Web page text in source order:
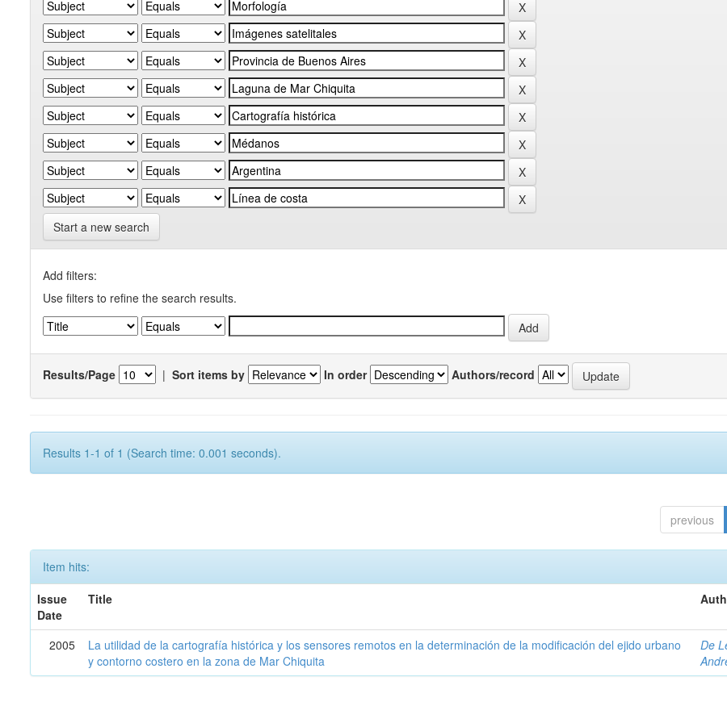
Start a new search
Add filters:
Use filters to refine the search results.
Results/Page | Sort items by In order Authors/record
Results 1-1 of 1 (Search time: 0.001 seconds).
previous
Item hits:
Issue
Date
Title
2005
La utilidad de la cartografía histórica y los sensores remotos en la determinación de la modificación del ejido urbano
y contorno costero en la zona de Mar Chiquita
De